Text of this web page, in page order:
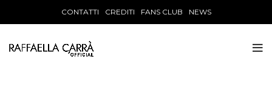
CONTATTI CREDITI FANS CLUB NEWS